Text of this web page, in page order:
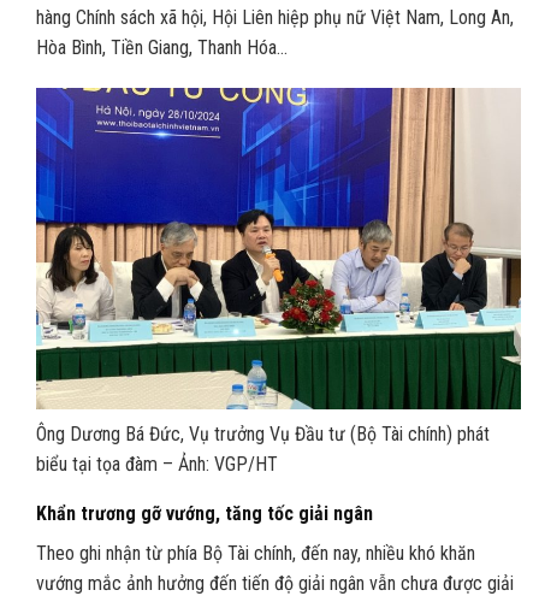
hàng Chính sách xã hội, Hội Liên hiệp phụ nữ Việt Nam, Long An,
Hòa Bình, Tiền Giang, Thanh Hóa…
Ông Dương Bá Đức, Vụ trưởng Vụ Đầu tư (Bộ Tài chính) phát
biểu tại tọa đàm – Ảnh: VGP/HT
Khẩn trương gỡ vướng, tăng tốc giải ngân
Theo ghi nhận từ phía Bộ Tài chính, đến nay, nhiều khó khăn
vướng mắc ảnh hưởng đến tiến độ giải ngân vẫn chưa được giải